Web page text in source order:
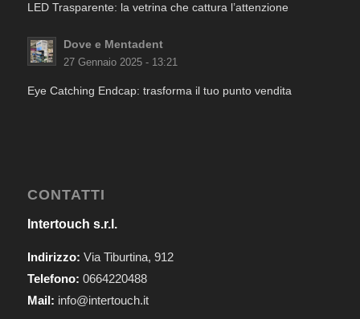
LED Trasparente: la vetrina che cattura l’attenzione
Dove e Mentadent
27 Gennaio 2025 - 13:21
Eye Catching Endcap: trasforma il tuo punto vendita
CONTATTI
Intertouch s.r.l.
Indirizzo: Via Tiburtina, 912
Telefono: 0664220488
Mail: info@intertouch.it